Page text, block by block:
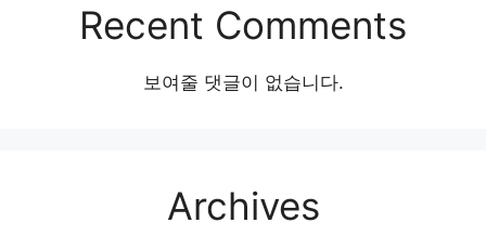
Recent Comments
보여줄 댓글이 없습니다.
Archives